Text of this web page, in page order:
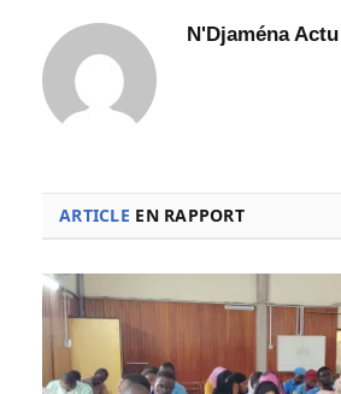
N'Djaména Actu
ARTICLE EN RAPPORT